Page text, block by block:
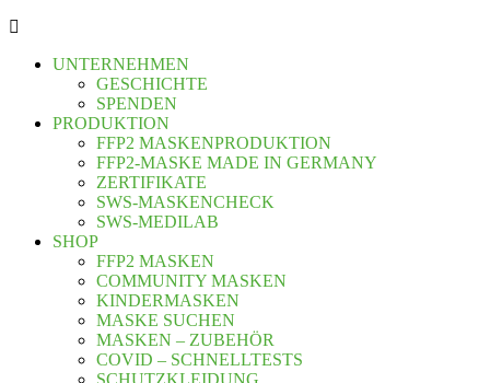
UNTERNEHMEN
GESCHICHTE
SPENDEN
PRODUKTION
FFP2 MASKENPRODUKTION
FFP2-MASKE MADE IN GERMANY
ZERTIFIKATE
SWS-MASKENCHECK
SWS-MEDILAB
SHOP
FFP2 MASKEN
COMMUNITY MASKEN
KINDERMASKEN
MASKE SUCHEN
MASKEN – ZUBEHÖR
COVID – SCHNELLTESTS
SCHUTZKLEIDUNG